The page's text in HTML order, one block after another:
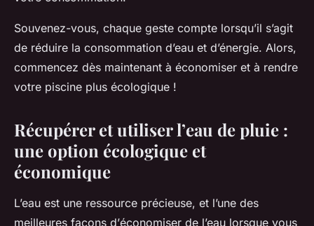
Souvenez-vous, chaque geste compte lorsqu’il s’agit
de réduire la consommation d’eau et d’énergie. Alors,
commencez dès maintenant à économiser et à rendre
votre piscine plus écologique !
Récupérer et utiliser l’eau de pluie :
une option écologique et
économique
L’eau est une ressource précieuse, et l’une des
meilleures façons d’économiser de l’eau lorsque vous